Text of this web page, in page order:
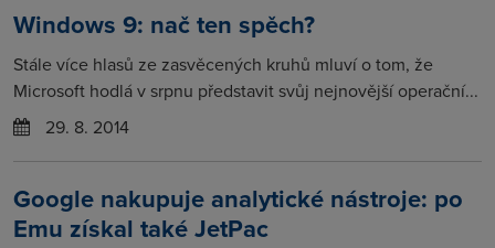
Windows 9: nač ten spěch?
Stále více hlasů ze zasvěcených kruhů mluví o tom, že
Microsoft hodlá v srpnu představit svůj nejnovější operační...
29. 8. 2014
Google nakupuje analytické nástroje: po
Emu získal také JetPac